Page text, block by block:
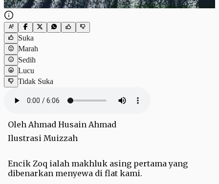
Suka
Marah
Sedih
Lucu
Tidak Suka
Oleh Ahmad Husain Ahmad
Ilustrasi Muizzah
Encik Zoq ialah makhluk asing pertama yang
dibenarkan menyewa di flat kami.